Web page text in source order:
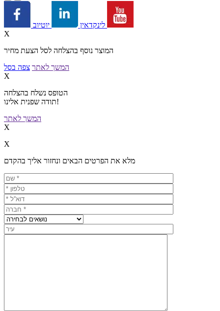
לינקדאין
X
המוצר נוסף בהצלחה לסל הצעת מחיר
המשך לאתר צפה בסל
X
הטופס נשלח בהצלחה
תודה שפנית אלינו!
המשך לאתר
X
X
מלא את הפרטים הבאים ונחזור אליך בהקדם